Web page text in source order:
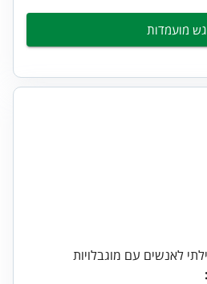
מועמדות
לאנשים עם מוגבלויות